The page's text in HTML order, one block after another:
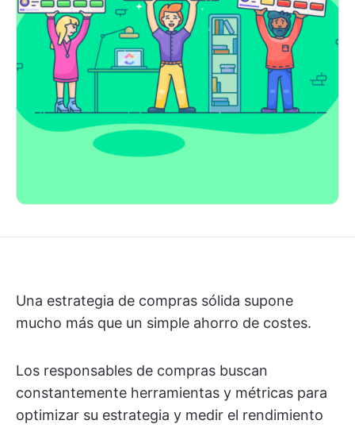
Una estrategia de compras sólida supone
mucho más que un simple ahorro de costes.
Los responsables de compras buscan
constantemente herramientas y métricas para
optimizar su estrategia y medir el rendimiento